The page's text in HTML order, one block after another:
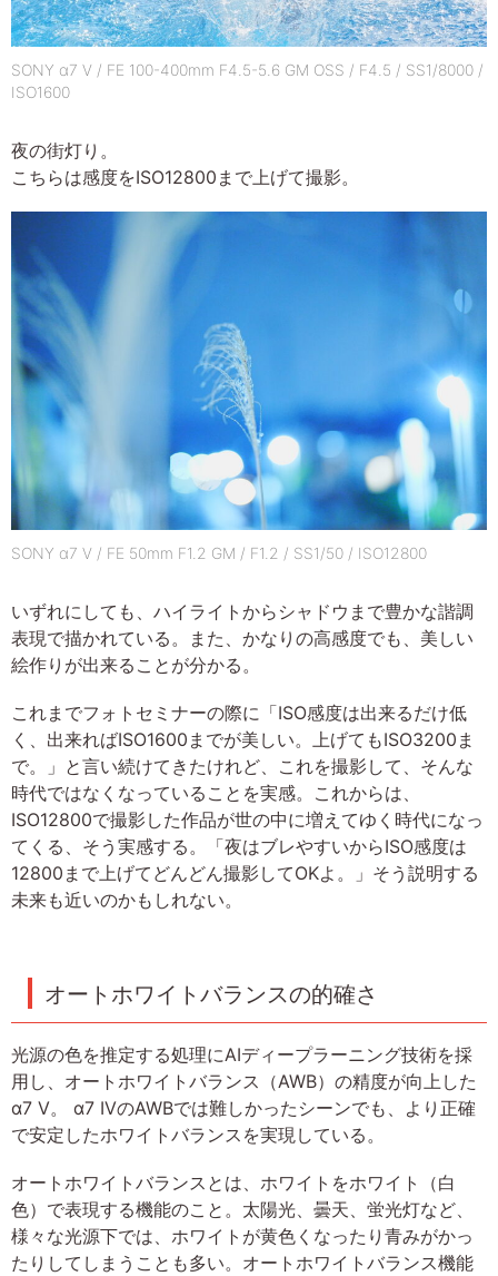
SONY α7 V / FE 100-400mm F4.5-5.6 GM OSS / F4.5 / SS1/8000 /
ISO1600
夜の街灯り。
こちらは感度をISO12800まで上げて撮影。
SONY α7 V / FE 50mm F1.2 GM / F1.2 / SS1/50 / ISO12800
いずれにしても、ハイライトからシャドウまで豊かな諧調
表現で描かれている。また、かなりの高感度でも、美しい
絵作りが出来ることが分かる。
これまでフォトセミナーの際に「ISO感度は出来るだけ低
く、出来ればISO1600までが美しい。上げてもISO3200ま
で。」と言い続けてきたけれど、これを撮影して、そんな
時代ではなくなっていることを実感。これからは、
ISO12800で撮影した作品が世の中に増えてゆく時代になっ
てくる、そう実感する。「夜はブレやすいからISO感度は
12800まで上げてどんどん撮影してOKよ。」そう説明する
未来も近いのかもしれない。
オートホワイトバランスの的確さ
光源の色を推定する処理にAIディープラーニング技術を採
用し、オートホワイトバランス（AWB）の精度が向上した
α7 V。 α7 IVのAWBでは難しかったシーンでも、より正確
で安定したホワイトバランスを実現している。
オートホワイトバランスとは、ホワイトをホワイト（白
色）で表現する機能のこと。太陽光、曇天、蛍光灯など、
様々な光源下では、ホワイトが黄色くなったり青みがかっ
たりしてしまうことも多い。オートホワイトバランス機能